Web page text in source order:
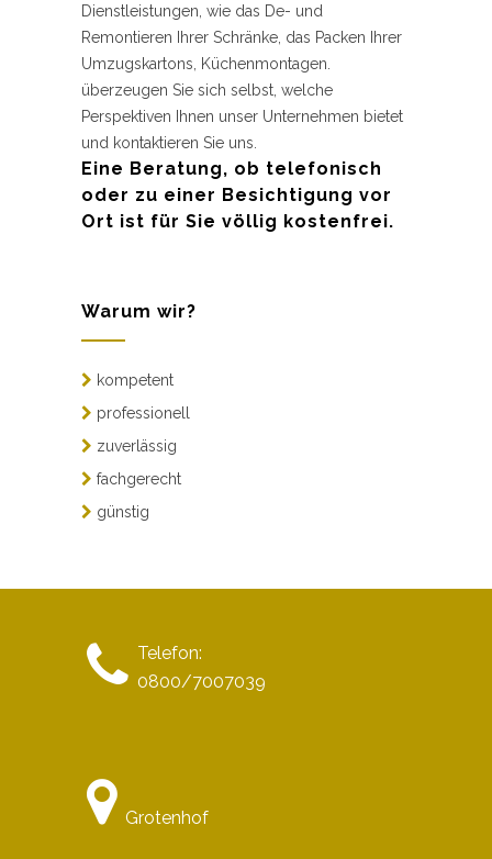
Dienstleistungen, wie das De- und
Remontieren Ihrer Schränke, das Packen Ihrer
Umzugskartons, Küchenmontagen.
überzeugen Sie sich selbst, welche
Perspektiven Ihnen unser Unternehmen bietet
und kontaktieren Sie uns.
Eine Beratung, ob telefonisch
oder zu einer Besichtigung vor
Ort ist für Sie völlig kostenfrei.
Warum wir?
kompetent
professionell
zuverlässig
fachgerecht
günstig
Telefon:
0800/7007039
Grotenhof